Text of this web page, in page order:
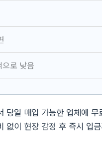
으로 낮음
당일 매입 가능한 업체에
없이 현장 감정 후 즉시 입